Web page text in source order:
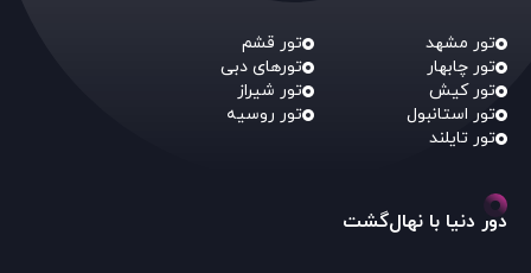
تور مشهد
تور قشم
تور چابهار
تورهای دبی
تور کیش
تور شیراز
تور استانبول
تور روسیه
تور تایلند
دور دنیا با نهال‌گشت